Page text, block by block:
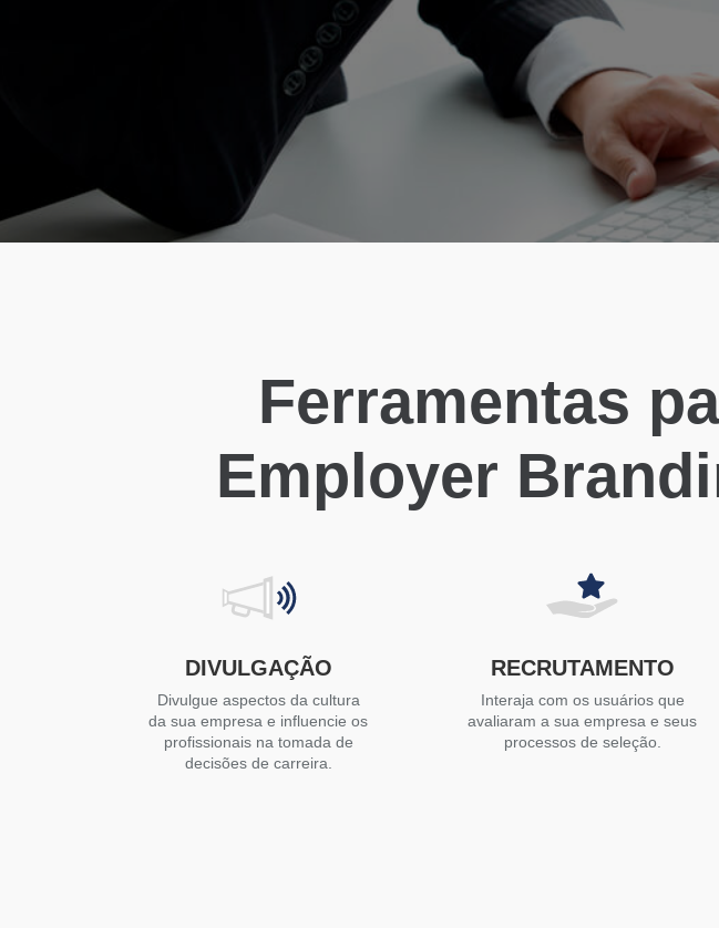
Ferramentas
Employer
DIVULGAÇÃO
Divulgue aspectos da cultura
da sua empresa e influencie os
profissionais na tomada de
decisões de carreira.
RECRUTAMENTO
Interaja com os usuários que
avaliaram a sua empresa e seus
processos de seleção.